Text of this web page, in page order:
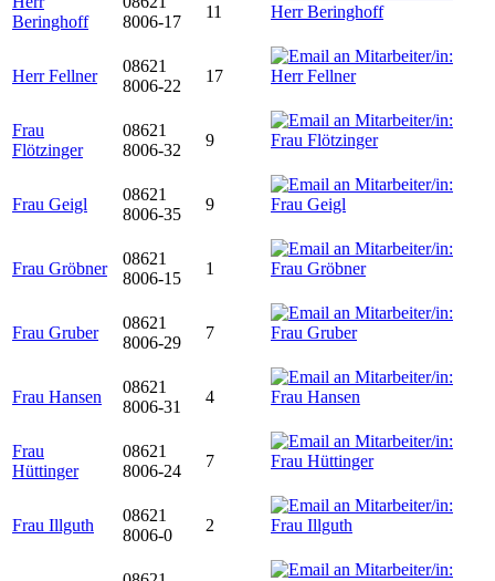
Beringhoff
8006-17
11
Herr Fellner
08621
8006-22
17
Frau
Flötzinger
08621
8006-32
9
Frau Geigl
08621
8006-35
9
Frau Gröbner
08621
8006-15
1
Frau Gruber
08621
8006-29
7
Frau Hansen
08621
8006-31
4
Frau
Hüttinger
08621
8006-24
7
Frau Illguth
08621
8006-0
2